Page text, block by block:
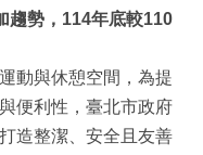
趨勢，114年底較110
與休憩空間，為提
便利性，臺北市政府
造整潔、安全且友善